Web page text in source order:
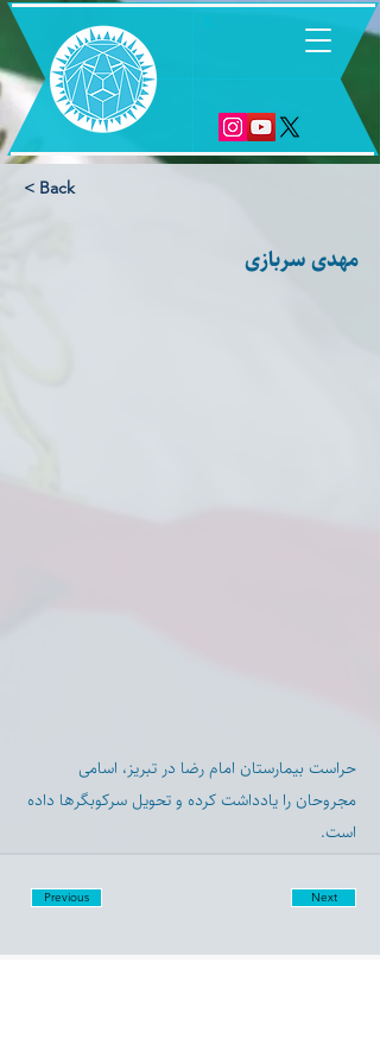
< Back
مهدی سربازی
حراست بیمارستان امام رضا در تبریز، اسامی
مجروحان ر‌ا یادداشت کرده و تحویل سرکوبگرها داده
است.
Previous Next